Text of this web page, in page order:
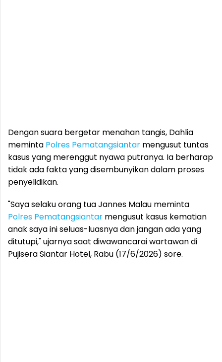
Dengan suara bergetar menahan tangis, Dahlia
meminta Polres Pematangsiantar mengusut tuntas
kasus yang merenggut nyawa putranya. Ia berharap
tidak ada fakta yang disembunyikan dalam proses
penyelidikan.
"Saya selaku orang tua Jannes Malau meminta
Polres Pematangsiantar mengusut kasus kematian
anak saya ini seluas-luasnya dan jangan ada yang
ditutupi," ujarnya saat diwawancarai wartawan di
Pujisera Siantar Hotel, Rabu (17/6/2026) sore.